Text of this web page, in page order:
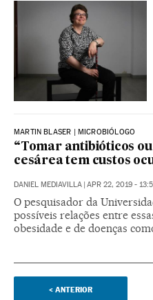
MARTIN BLASER | MICROBIÓLOGO
“Tomar antibióticos
cesárea tem custos
DANIEL MEDIAVILLA APR 22, 2019 -
O pesquisador da
possíveis relações entre
obesidade e de doenças
< ANTERIOR